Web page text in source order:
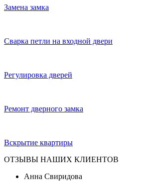
Замена замка
Сварка петли на входной двери
Регулировка дверей
Ремонт дверного замка
Вскрытие квартиры
ОТЗЫВЫ НАШИХ КЛИЕНТОВ
Анна Свиридова